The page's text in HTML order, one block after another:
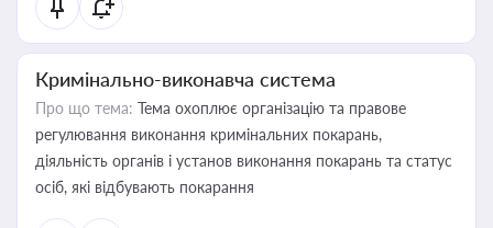
Кримінально-виконавча система
Про що тема: Тема охоплює організацію та правове
регулювання виконання кримінальних покарань,
діяльність органів і установ виконання покарань та статус
осіб, які відбувають покарання